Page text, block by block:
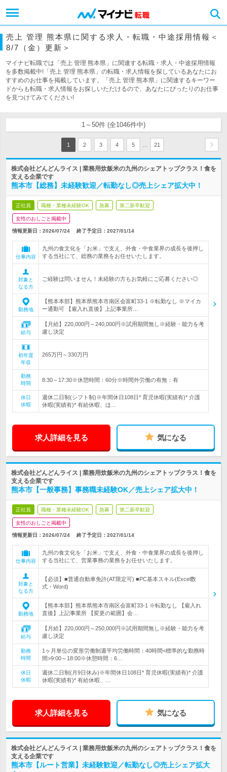
売上 管理 熊本県に関する求人・転職・中途採用情報＜
8/7（金）更新＞
マイナビ転職では「売上 管理 熊本県」に関連する転職・求人・中途採用情報
を多数掲載中!「売上 管理 熊本県」の転職・求人情報を探しているあなたにお
すすめのお仕事を掲載しています。「売上 管理 熊本県」に関連するキーワー
ドからも転職・求人情報をお探しいただけるので、あなたにぴったりのお仕事
を見つけてみてください!
1～50件 (全1046件中)
1 2 3 4 5 21
株式会社どんどんライス | 業務用炊飯米の九州のシェアトップクラス！食を
支える企業です
熊本市【総務】未経験歓迎／転勤なし◎売上シェア拡大中！
正社員 職種・業種未経験OK 急募 第二新卒歓迎
女性のおしごと掲載中
情報更新日：2026/07/24 終了予定日： 2027/01/14
仕事内容
九州の食文化を「お米」で支え、外食・中食業界の成長を後押し
する当社にて、総務の業務をお任せいたします。
対象と
なる方
ご経験は問いません！未経験の方もお気軽にご応募ください◎
勤務地
【熊本本部】熊本県熊本市南区会富町33-1 ※転勤なし ※マイカ
ー通勤可 【雇入れ直後】上記事業所…
給与
【月給】220,000円～240,000円※試用期間無し※経験・能力を考
慮し決定
初年度
年収
265万円～330万円
勤務
時間
8:30～17:30※休憩時間：60分※時間外労働の有無：有
休日
休暇
週休二日制(シフト制)※年間休日108日* 育児休暇(実績有)* 介護
休暇(実績有)* 有給休暇、ほ…
求人詳細を見る 気になる
株式会社どんどんライス | 業務用炊飯米の九州のシェアトップクラス！食を
支える企業です
熊本市【一般事務】事務職未経験OK／売上シェア拡大中！
正社員 職種・業種未経験OK 急募 第二新卒歓迎
女性のおしごと掲載中
情報更新日：2026/07/24 終了予定日： 2027/01/14
仕事内容
九州の食文化を「お米」で支え、外食・中食業界の成長を後押し
する当社にて、営業事務の業務をお任せいたします。
対象と
なる方
【必須】■普通自動車免許(AT限定可) ■PC基本スキル(Excel数
式・Word)
勤務地
【熊本本部】熊本県熊本市南区会富町33-1 ※転勤なし 【雇入れ
直後】上記事業所 【変更の範囲】会…
給与
【月給】220,000円～250,000円※試用期間無し※経験・能力を考
慮し決定
勤務
時間
1ヶ月単位の変形労働制週平均労働時間：40時間<標準的な勤務時
間>9:00～18:00※休憩時間：6…
休日
休暇
週休二日制(月9日休み)※年間休日108日* 育児休暇(実績有)* 介護
休暇(実績有)* 有給休暇、…
求人詳細を見る 気になる
株式会社どんどんライス | 業務用炊飯米の九州のシェアトップクラス！食を
支える企業です
熊本市【ルート営業】未経験歓迎／転勤なし◎売上シェア拡大